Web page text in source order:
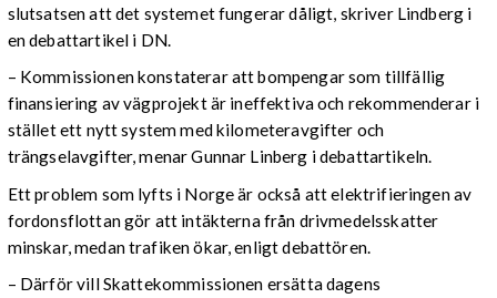
slutsatsen att det systemet fungerar dåligt, skriver Lindberg i
en debattartikel i DN.
– Kommissionen konstaterar att bompengar som tillfällig
finansiering av vägprojekt är ineffektiva och rekommenderar i
stället ett nytt system med kilometeravgifter och
trängselavgifter, menar Gunnar Linberg i debattartikeln.
Ett problem som lyfts i Norge är också att elektrifieringen av
fordonsflottan gör att intäkterna från drivmedelsskatter
minskar, medan trafiken ökar, enligt debattören.
– Därför vill Skattekommissionen ersätta dagens